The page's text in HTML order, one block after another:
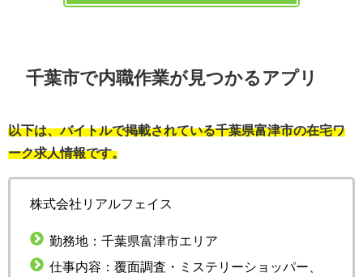
千葉市で内職作業が見つかるアプリ
以下は、バイトルで掲載されている千葉県富津市の在宅ワ
ーク求人情報です。
株式会社リアルフェイス
勤務地：千葉県富津市エリア
仕事内容：覆面調査・ミステリーショッパー、